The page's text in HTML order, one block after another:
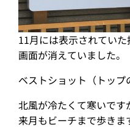
11月には表示されていた
画面が消えていました。
ベストショット（トップ
北風が冷たくて寒いで
来月もビーチまで歩きま